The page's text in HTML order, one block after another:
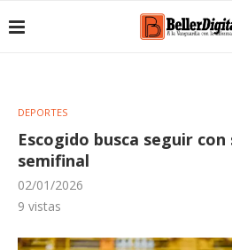
DEPORTES
Escogido busca seguir
semifinal
02/01/2026
9 vistas